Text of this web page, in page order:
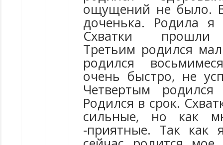
ощущений не было.
доченька. Родила я
Схватки прошли
Третьим родился
родился
очень быстро, не
Четвертым
Родился в срок.
сильные, но как
-приятные. Так как